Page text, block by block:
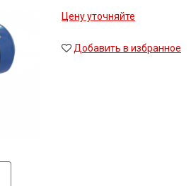
Цену уточняйте
Добавить в избранное